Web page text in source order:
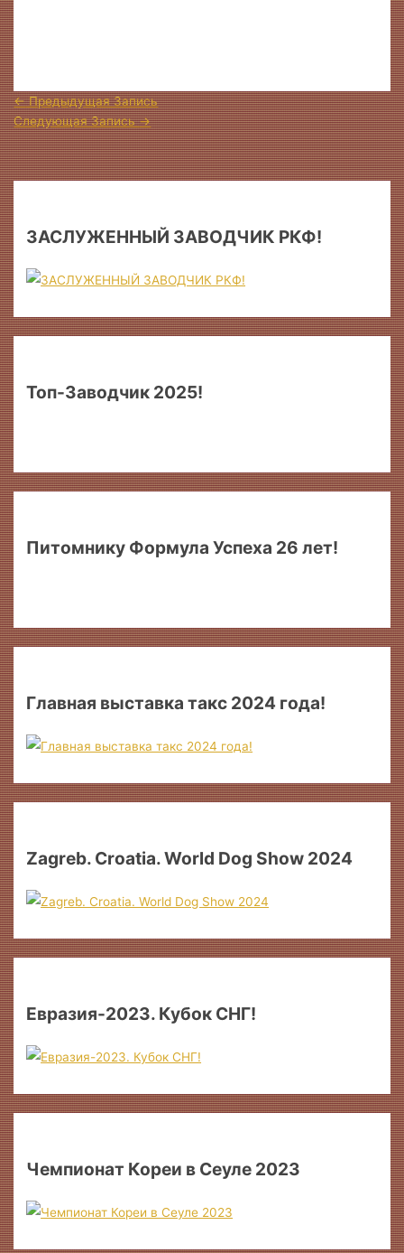
←Предыдущая Запись
Следующая Запись→
ЗАСЛУЖЕННЫЙ ЗАВОДЧИК РКФ!
Топ-Заводчик 2025!
Питомнику Формула Успеха 26 лет!
Главная выставка такс 2024 года!
Zagreb. Croatia. World Dog Show 2024
Евразия-2023. Кубок СНГ!
Чемпионат Кореи в Сеуле 2023